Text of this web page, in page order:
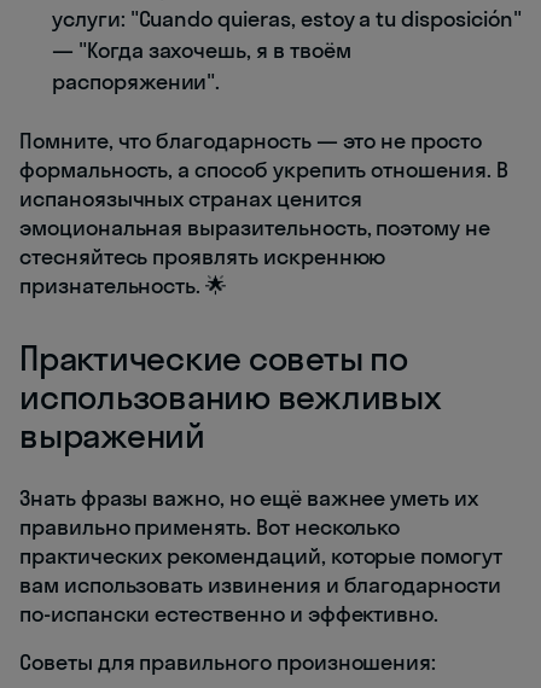
услуги: "Cuando quieras, estoy a tu disposición"
— "Когда захочешь, я в твоём
распоряжении".
Помните, что благодарность — это не просто
формальность, а способ укрепить отношения. В
испаноязычных странах ценится
эмоциональная выразительность, поэтому не
стесняйтесь проявлять искреннюю
признательность. 🌟
Практические советы по
использованию вежливых
выражений
Знать фразы важно, но ещё важнее уметь их
правильно применять. Вот несколько
практических рекомендаций, которые помогут
вам использовать извинения и благодарности
по-испански естественно и эффективно.
Советы для правильного произношения: